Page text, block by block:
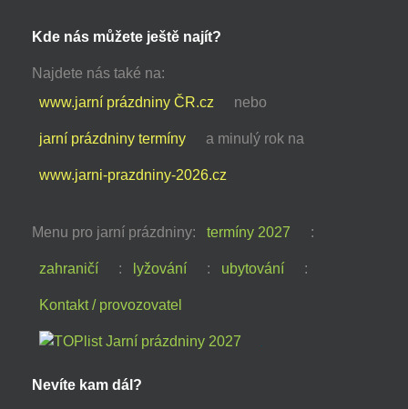
Kde nás můžete ještě najít?
Najdete nás také na:
www.jarní prázdniny ČR.cz
nebo
jarní prázdniny termíny a minulý rok na
www.jarni-prazdniny-2026.cz
Menu pro jarní prázdniny: termíny 2027 :
zahraničí : lyžování : ubytování :
Kontakt / provozovatel
Nevíte kam dál?